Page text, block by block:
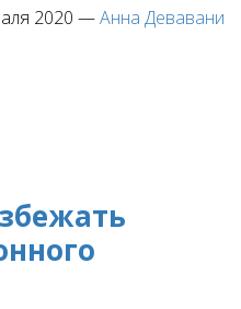
2020 —Анна Девавани